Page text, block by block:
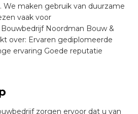
We maken gebruik van duurzame
vaak voor
Noordman Bouw &
over: Ervaren gediplomeerde
ervaring Goede reputatie
zorgen ervoor dat u van